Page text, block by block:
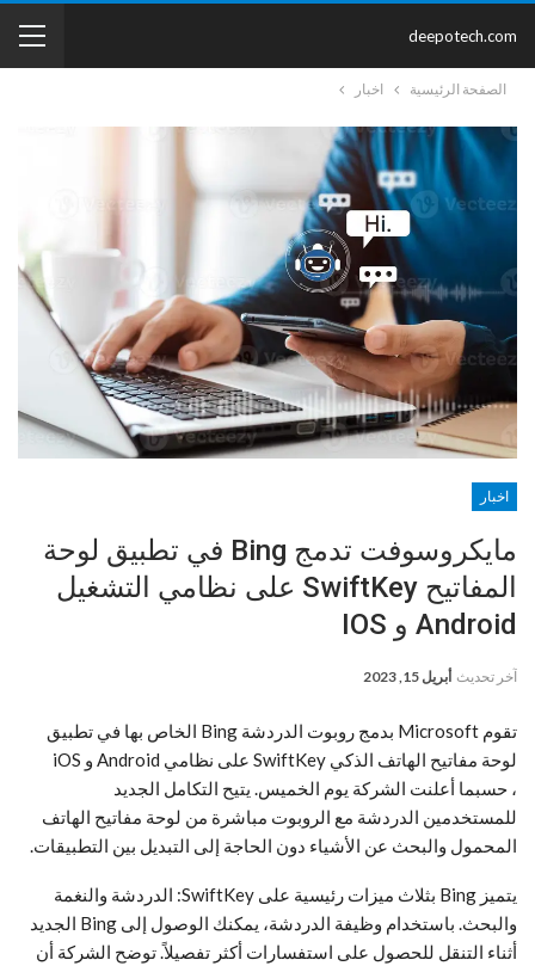
deepotech.com
الصفحة الرئيسية اخبار
اخبار
مايكروسوفت تدمج Bing في تطبيق لوحة
المفاتيح SwiftKey على نظامي التشغيل
Android و IOS
آخر تحديث أبريل 15, 2023
تقوم Microsoft بدمج روبوت الدردشة Bing الخاص بها في تطبيق
لوحة مفاتيح الهاتف الذكي SwiftKey على نظامي Android و iOS
، حسبما أعلنت الشركة يوم الخميس. يتيح التكامل الجديد
للمستخدمين الدردشة مع الروبوت مباشرة من لوحة مفاتيح الهاتف
المحمول والبحث عن الأشياء دون الحاجة إلى التبديل بين التطبيقات.
يتميز Bing بثلاث ميزات رئيسية على SwiftKey: الدردشة والنغمة
والبحث. باستخدام وظيفة الدردشة، يمكنك الوصول إلى Bing الجديد
أثناء التنقل للحصول على استفسارات أكثر تفصيلاً. توضح الشركة أن